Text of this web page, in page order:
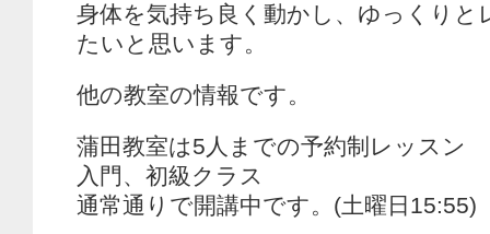
身体を気持ち良く動かし、ゆっくりと
たいと思います。
他の教室の情報です。
蒲田教室は5人までの予約制レッスン
入門、初級クラス
通常通りで開講中です。(土曜日15:55)